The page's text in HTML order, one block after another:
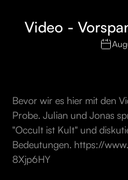
Video -
Bevor wir es hier mit den
Probe. Julian und Jonas
"Occult ist Kult" und
Bedeutungen. https://
8Xjp6HY